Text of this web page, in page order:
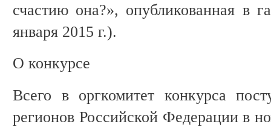
счастию она?», опубликованная в
января 2015 г.).
О конкурсе
Всего в оргкомитет конкурса
регионов Российской Федерации в